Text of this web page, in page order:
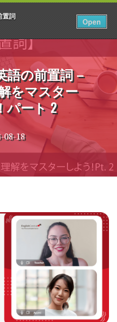
置詞
Open
ログイン JA
語の前置詞 –
をマスター
パート 2
08-18